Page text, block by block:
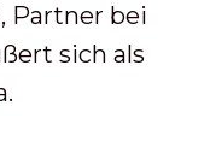
Partner bei
sich als